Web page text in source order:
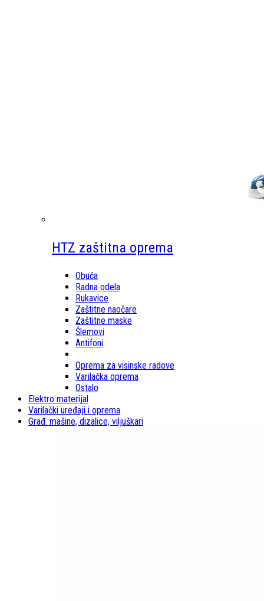
HTZ zaštitna oprema
Obuća
Radna odela
Rukavice
Zaštitne naočare
Zaštitne maske
Šlemovi
Antifoni
Oprema za visinske radove
Varilačka oprema
Ostalo
Elektro materijal
Varilački uređaji i oprema
Građ. mašine, dizalice, viljuškari